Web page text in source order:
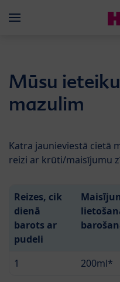
Menü
Mūsu
mazulim
Katra jaunieviestā cietā
reizi ar krūti/maisījumu
Reizes, cik
dienā
barots ar
pudeli
1
200ml*